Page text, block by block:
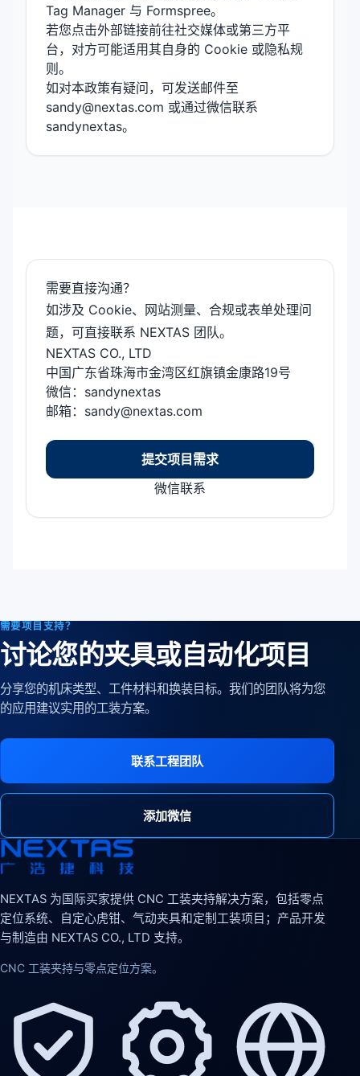
Tag Manager 与 Formspree。
若您点击外部链接前往社交媒体或第三方平
台，对方可能适用其自身的 Cookie 或隐私规
则。
如对本政策有疑问，可发送邮件至
sandy@nextas.com 或通过微信联系
sandynextas。
需要直接沟通？
如涉及 Cookie、网站测量、合规或表单处理问
题，可直接联系 NEXTAS 团队。
NEXTAS CO., LTD
中国广东省珠海市金湾区红旗镇金康路19号
微信：sandynextas
邮箱：sandy@nextas.com
提交项目需求
微信联系
需要项目支持？
讨论您的夹具或自动化项目
分享您的机床类型、工件材料和换装目标。我们的团队将为您
的应用建议实用的工装方案。
联系工程团队
添加微信
NEXTAS 为国际买家提供 CNC 工装夹持解决方案，包括零点
定位系统、自定心虎钳、气动夹具和定制工装项目；产品开发
与制造由 NEXTAS CO., LTD 支持。
CNC 工装夹持与零点定位方案。